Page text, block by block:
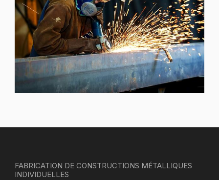
FABRICATION DE CONSTRUCTIONS MÉTALLIQUES
INDIVIDUELLES